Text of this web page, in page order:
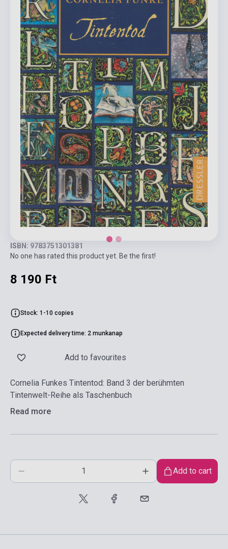
ISBN: 9783751301381
No one has rated this product yet. Be the first!
8 190 Ft
Stock: 1-10 copies
Expected delivery time: 2 munkanap
Add to favourites
Cornelia Funkes Tintentod: Band 3 der berühmten
Tintenwelt-Reihe als Taschenbuch
Read more
Add to cart